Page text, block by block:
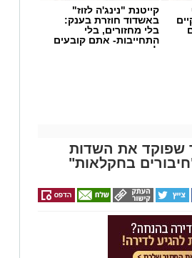
קייטנת "נינג'ה לזוז"
באשדוד חוזרת בענק:
בלי מחזורים, בלי
התחייבות- אתם קובעים
לכמה ואיזה ימים
שפוקד את השדות
בחקלאות"